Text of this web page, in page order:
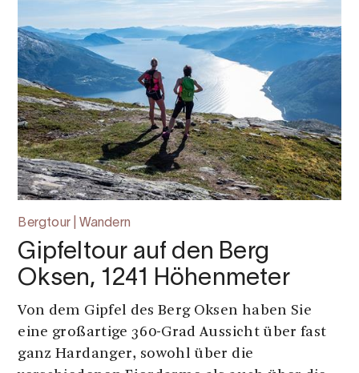
Bergtour | Wandern
Gipfeltour auf den Berg
Oksen, 1241 Höhenmeter
Von dem Gipfel des Berg Oksen haben Sie
eine großartige 360-Grad Aussicht über fast
ganz Hardanger, sowohl über die